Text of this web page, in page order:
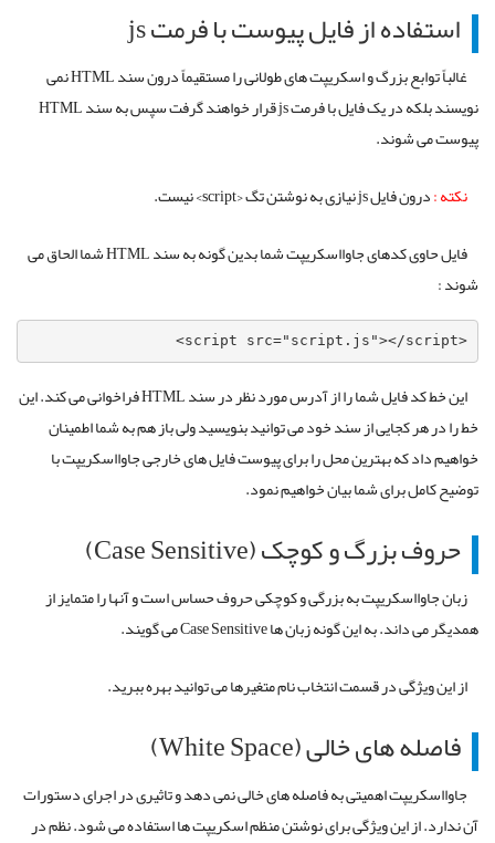
استفاده از فایل پیوست با فرمت js
غالباً توابع بزرگ و اسکریپت های طولانی را مستقیماً درون سند HTML نمی
نویسند بلکه در یک فایل با فرمت js قرار خواهند گرفت سپس به سند HTML
پیوست می شوند.
نکته :درون فایل js نیازی به نوشتن تگ <script> نیست.
فایل حاوی کدهای جاوااسکریپت شما بدین گونه به سند HTML شما الحاق می
شوند :
<script src="script.js"></script>
این خط کد فایل شما را از آدرس مورد نظر در سند HTML فراخوانی می کند. این
خط را در هر کجایی از سند خود می توانید بنویسید ولی باز هم به شما اطمینان
خواهیم داد که بهترین محل را برای پیوست فایل های خارجی جاوااسکریپت با
توضیح کامل برای شما بیان خواهیم نمود.
حروف بزرگ و کوچک (Case Sensitive)
زبان جاوااسکریپت به بزرگی و کوچکی حروف حساس است و آنها را متمایز از
همدیگر می داند. به این گونه زبان ها Case Sensitive می گویند.
از این ویژگی در قسمت انتخاب نام متغیرها می توانید بهره ببرید.
فاصله های خالی (White Space)
جاوااسکریپت اهمیتی به فاصله های خالی نمی دهد و تاثیری در اجرای دستورات
آن ندارد. از این ویژگی برای نوشتن منظم اسکریپت ها استفاده می شود. نظم در